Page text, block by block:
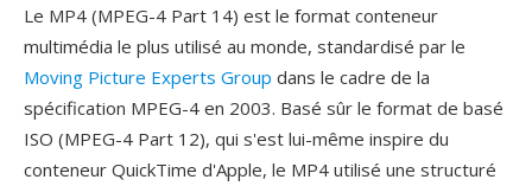
Le MP4 (MPEG-4 Part 14) est le format conteneur
multimédia le plus utilisé au monde, standardisé par le
Moving Picture Experts Group dans le cadre de la
spécification MPEG-4 en 2003. Basé sûr le format de basé
ISO (MPEG-4 Part 12), qui s'est lui-même inspire du
conteneur QuickTime d'Apple, le MP4 utilisé une structuré